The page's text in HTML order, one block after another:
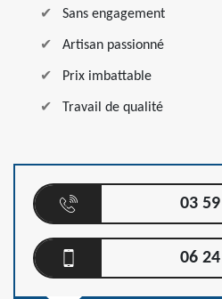
Sans engagement
Artisan passionné
Prix imbattable
Travail de qualité
03
06